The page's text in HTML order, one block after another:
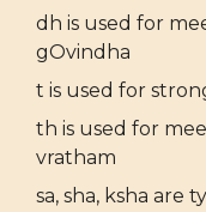
dh is used for
gOvindha
t is used for
th is used for
vratham
sa, sha, ksha are